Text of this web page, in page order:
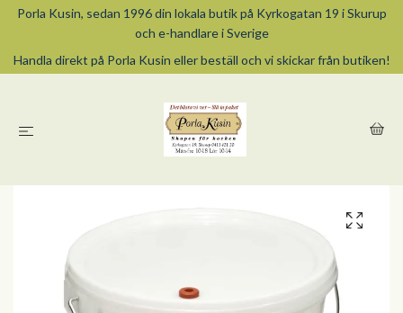
Porla Kusin, sedan 1996 din lokala butik på Kyrkogatan 19 i Skurup
och e-handlare i Sverige
Handla direkt på Porla Kusin eller beställ och vi skickar från butiken!